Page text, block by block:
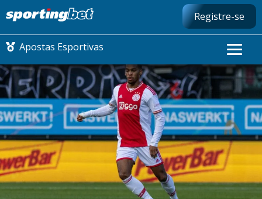
Registre-se
Apostas Esportivas
CONMEBOL LIBERTADORES
FUTEBOL NACIONAL
FUTEBOL INTERNACIONAL
COMO APOSTAR